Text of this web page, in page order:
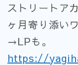
ストリートア
ヶ月寄り添い
→LPも。
https://